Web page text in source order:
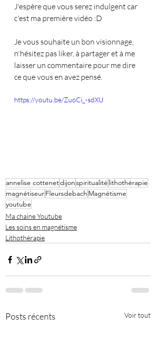
J'espère que vous serez indulgent car
c'est ma première vidéo :D
Je vous souhaite un bon visionnage,
n'hésitez pas liker, à partager et à me
laisser un commentaire pour me dire
ce que vous en avez pensé.
https://youtu.be/ZuoCi_-sdXU
annelise cottenetdijonspiritualité lithothérapie
magnétiseurFleursdebach Magnétisme
youtube
Ma chaine Youtube
Les soins en magnétisme
Lithothérapie
Posts récents Voir tout